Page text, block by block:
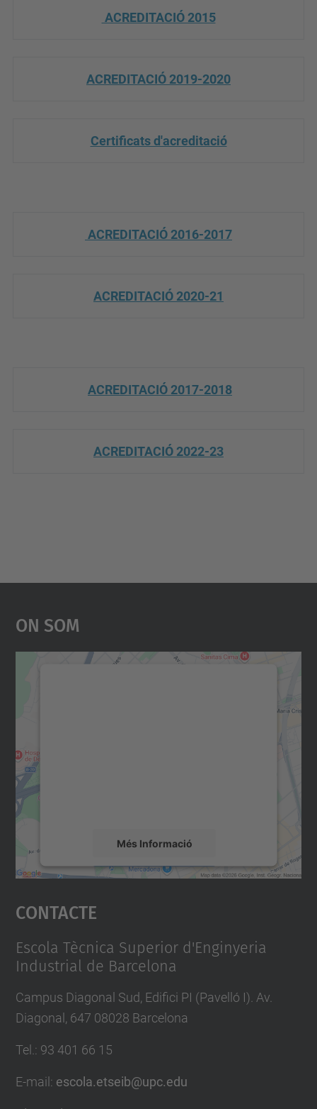
ACREDITACIÓ 2015
ACREDITACIÓ 2019-2020
Certificats d'acreditació
ACREDITACIÓ 2016-2017
ACREDITACIÓ 2020-21
ACREDITACIÓ 2017-2018
ACREDITACIÓ 2022-23
On Som
Més Informació
Accepta
powered by
Contacte
Escola Tècnica Superior d'Enginyeria
Industrial de Barcelona
Campus Diagonal Sud, Edifici PI (Pavelló I). Av.
Diagonal, 647 08028 Barcelona
Tel. : 93 401 66 15
E-mail : escola.etseib@upc.edu